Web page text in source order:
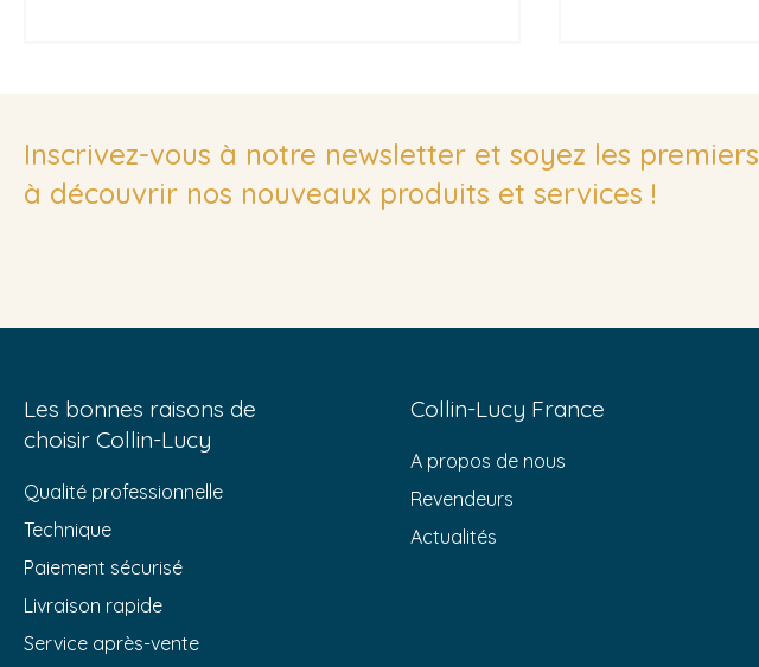
Inscrivez-vous à notre newsletter et soyez les premiers
à découvrir nos nouveaux produits et services !
Les bonnes raisons de
choisir Collin-Lucy
Qualité professionnelle
Technique
Paiement sécurisé
Livraison rapide
Service après-vente
Collin-Lucy France
A propos de nous
Revendeurs
Actualités